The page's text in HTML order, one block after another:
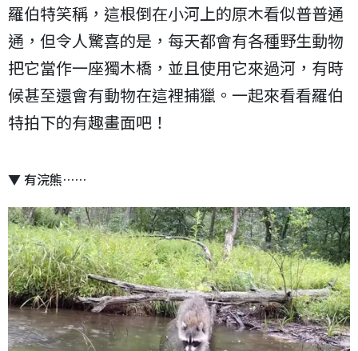
羅伯特笑稱，這根倒在小河上的原木看似普普通
通，但令人驚喜的是，每天都會有各種野生動物
把它當作一座獨木橋，並且使用它來過河，有時
候甚至還會有動物在這裡捕獵。一起來看看羅伯
特拍下的有趣畫面吧！
▼ 有浣熊……